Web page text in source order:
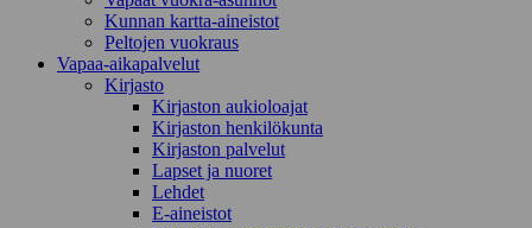
Kunnan kartta-aineistot
Peltojen vuokraus
Vapaa-aika­palvelut
Kirjasto
Kirjaston aukioloajat
Kirjaston henkilökunta
Kirjaston palvelut
Lapset ja nuoret
Lehdet
E-aineistot